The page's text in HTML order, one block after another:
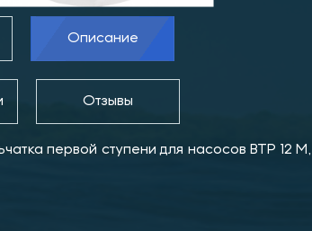
Описание
Отзывы
первой ступени для насосов BTP 12 M,